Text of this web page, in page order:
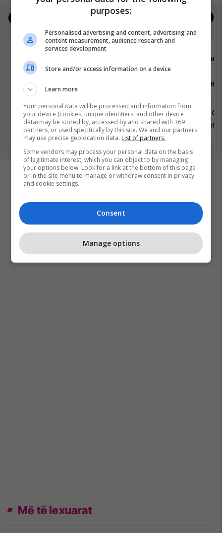
Recepsioniste
Prishtinë
31 Korrik 2026
Vozitës
Prishtinë
13 Gusht
Më të lexuarat
purposes:
Personalised advertising and content, advertising and
content measurement, audience research and
services development
Store and/or access information on a device
Learn more
Your personal data will be processed and information from
your device (cookies, unique identifiers, and other device
data) may be stored by, accessed by and shared with 369
partners, or used specifically by this site. We and our partners
may use precise geolocation data. List of partners.
Some vendors may process your personal data on the basis
of legitimate interest, which you can object to by managing
your options below. Look for a link at the bottom of this page
or in the site menu to manage or withdraw consent in privacy
and cookie settings.
Consent
Manage options